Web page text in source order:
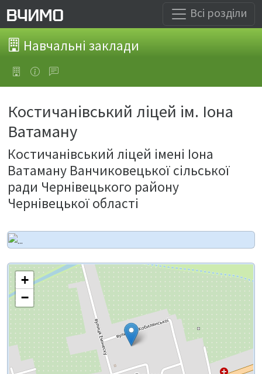
Всі розділи
Навчальні заклади
Костичанівський ліцей ім. Іона
Ватаману
Костичанівський ліцей імені Іона
Ватаману Ванчиковецької сільської
ради Чернівецького району
Чернівецької області
+
−